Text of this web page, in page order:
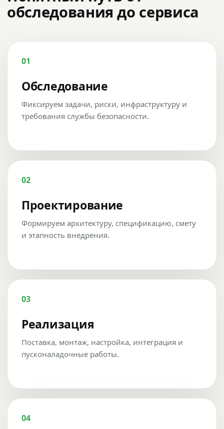
обследования до сервиса
01
Обследование
Фиксируем задачи, риски, инфраструктуру и
требования службы безопасности.
02
Проектирование
Формируем архитектуру, спецификацию, смету
и этапность внедрения.
03
Реализация
Поставка, монтаж, настройка, интеграция и
пусконаладочные работы.
04